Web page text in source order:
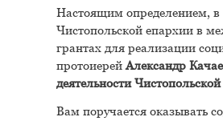
Настоящим определением, в
Чистопольской епархии в
грантах для реализации
протоиерейАлександр
деятельности
Вам поручается оказывать